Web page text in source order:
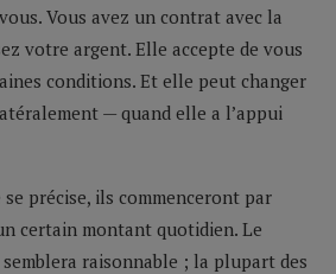
Vous avez un contrat avec la
votre argent. Elle accepte de vous
conditions. Et elle peut changer
— quand elle a l’appui
précise, ils commenceront par
certain montant quotidien. Le
raisonnable ; la plupart des